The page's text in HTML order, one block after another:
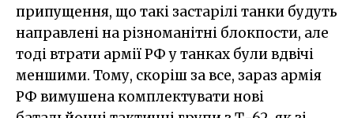
припущення, що такі застарілі танки будуть
направлені на різноманітні блокпости, але
тоді втрати армії РФ у танках були вдвічі
меншими. Тому, скоріш за все, зараз армія
РФ вимушена комплектувати нові